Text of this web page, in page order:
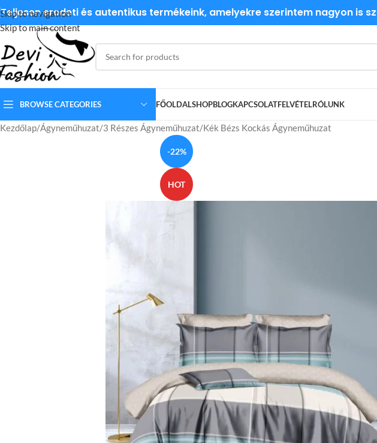
Skip to navigation
Skip to main content
Teljesen eredeti és autentikus termékeink, amelyekre szerintem nagyon is
BROWSE CATEGORIES FŐOLDALSHOPBLOGKAPCSOLATFELVÉTELRÓLUNK
Kezdőlap Ágyneműhuzat 3 Részes Ágyneműhuzat Kék Bézs Kockás Ágyneműhuzat
-22%
HOT